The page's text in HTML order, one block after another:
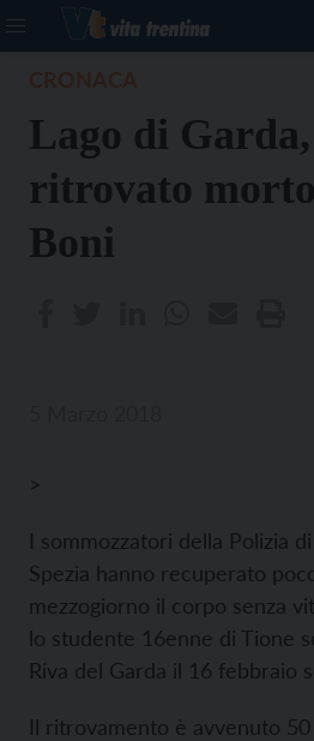
Lago di Garda,
ritrovato
Boni
>
I sommozzatori della Polizia
Spezia hanno recuperato
mezzogiorno il corpo senza
lo studente 16enne di Tione
Riva del Garda il 16 febbraio
Il ritrovamento è avvenuto